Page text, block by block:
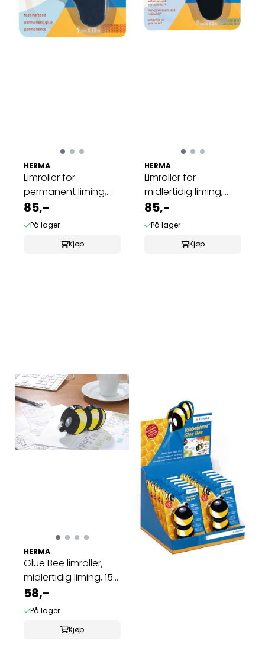
HERMA
Limroller for
permanent liming,
blå, 15 m, 1 stk
85,-
På lager
Kjøp
HERMA
Limroller for
midlertidig liming,
svart, 15 m 1 ...
85,-
På lager
Kjøp
HERMA
Glue Bee limroller,
midlertidig liming, 15
m 1 ...
58,-
På lager
Kjøp